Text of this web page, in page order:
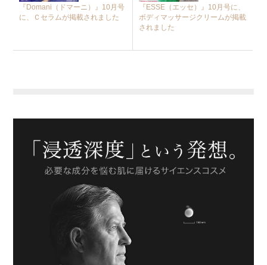
『Domani（ドマーニ）』10月号
に、Ｃセラムが掲載されました
『ESSE（エッセ）』10月号に、
ボディマッサージクリームが掲載
されました